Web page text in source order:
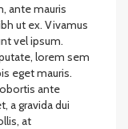
ante mauris
ut ex. Vivamus
vel ipsum.
lorem sem
eget mauris.
ante
a gravida dui
at